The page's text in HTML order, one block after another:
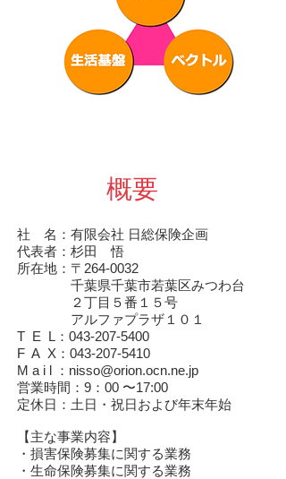
概要
社 名：有限会社 日総保険企画
代表者：杉田 悟
所在地：〒264-0032
千葉県千葉市若葉区みつわ台
２丁目５番１５号
アルファプラザ１０１
T E L：043-207-5400
F A X：043-207-5410
M a i l ： nisso@orion.ocn.ne.jp
営業時間：9：00 〜17:00
定休日：土日・祝日および年末年始
【主な事業内容】
・損害保険募集に関する業務
・生命保険募集に関する業務